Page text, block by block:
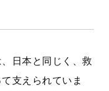
日本と同じく、救
支えられていま